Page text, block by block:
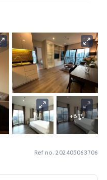
+8 รูป
Ref no. 202405063706